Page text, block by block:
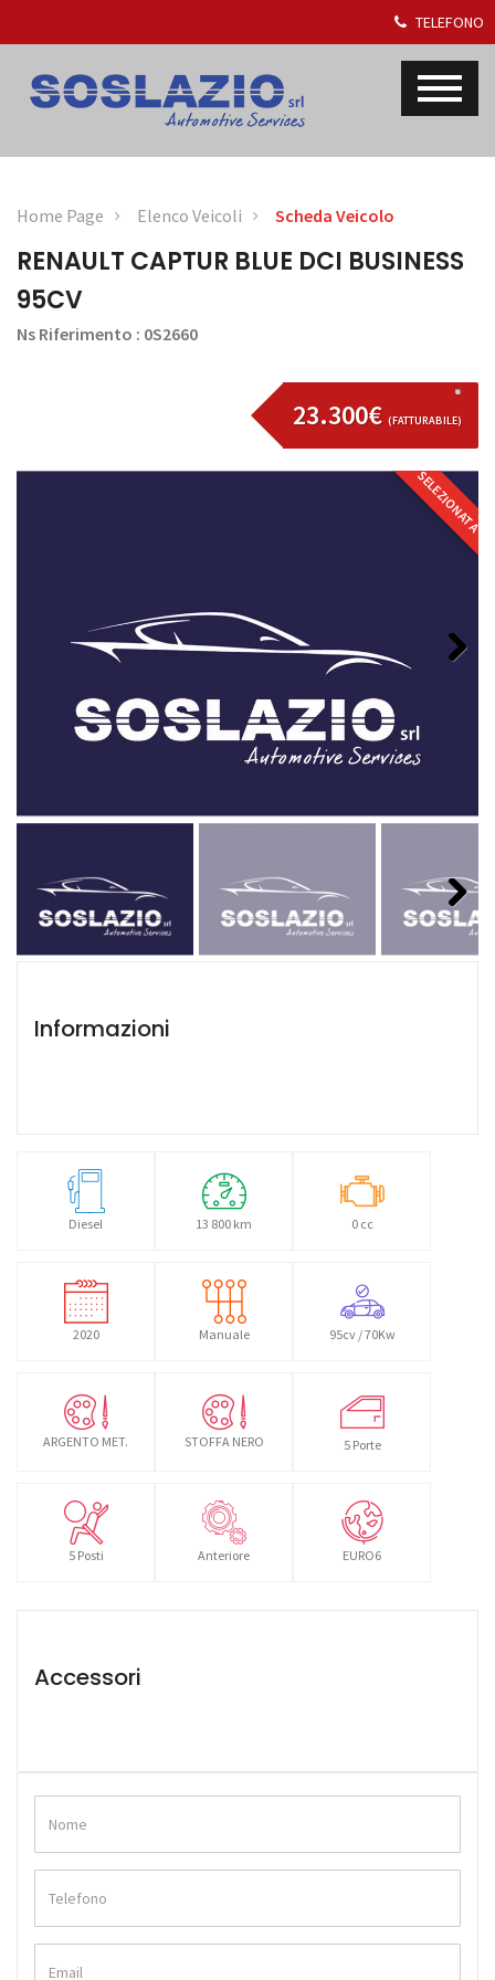
TELEFONO
Home Page Elenco Veicoli Scheda Veicolo
RENAULT CAPTUR BLUE DCI BUSINESS
95CV
Ns Riferimento : 0S2660
23.300€ (FATTURABILE)
SELEZIONATA
Next
Informazioni
Diesel 13 800 km 0 cc
2020 Manuale 95cv / 70Kw
ARGENTO MET. STOFFA NERO 5 Porte
5 Posti Anteriore EURO6
Accessori